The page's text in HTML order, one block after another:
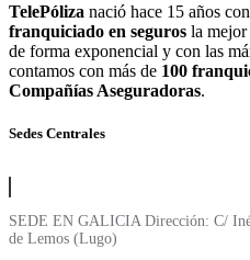
TelePóliza nació hace 15 años
franquiciado en seguros la mejor
de forma exponencial y con las
contamos con más de 100
Compañías Aseguradoras.
Sedes Centrales
SEDE EN GALICIA Dirección: C/
de Lemos (Lugo)